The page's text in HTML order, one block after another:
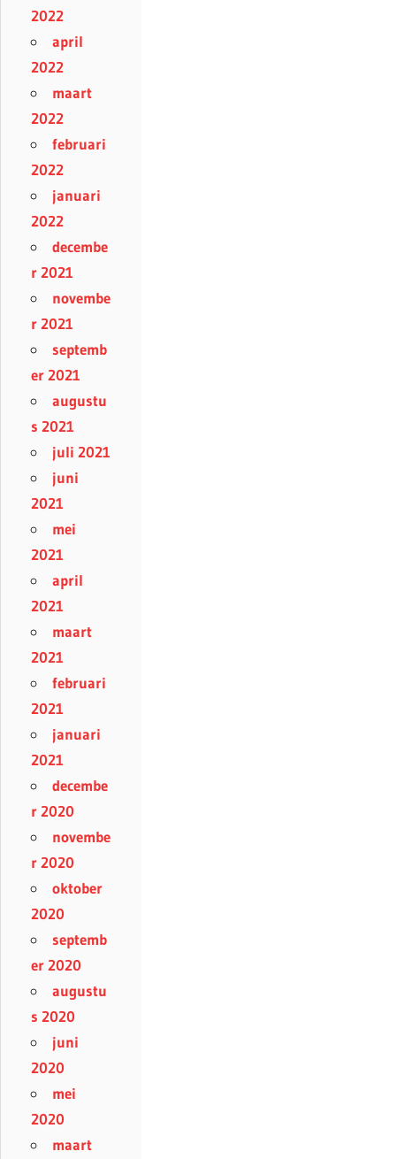
2022
april
2022
maart
2022
februari
2022
januari
2022
decembe
r 2021
novembe
r 2021
septemb
er 2021
augustu
s 2021
juli 2021
juni
2021
mei
2021
april
2021
maart
2021
februari
2021
januari
2021
decembe
r 2020
novembe
r 2020
oktober
2020
septemb
er 2020
augustu
s 2020
juni
2020
mei
2020
maart